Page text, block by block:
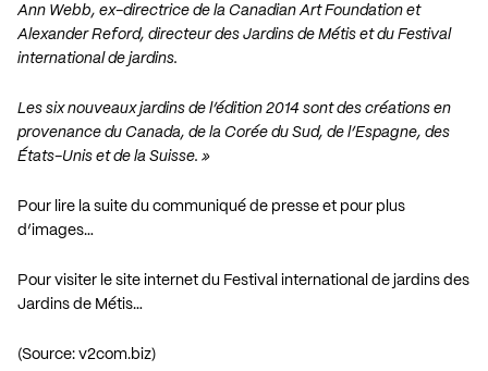
Ann Webb, ex-directrice de la Canadian Art Foundation et
Alexander Reford, directeur des Jardins de Métis et du Festival
international de jardins.
Les six nouveaux jardins de l’édition 2014 sont des créations en
provenance du Canada, de la Corée du Sud, de l’Espagne, des
États-Unis et de la Suisse. »
Pour lire la suite du communiqué de presse et pour plus
d’images…
Pour visiter le site internet du Festival international de jardins des
Jardins de Métis…
(Source: v2com.biz)